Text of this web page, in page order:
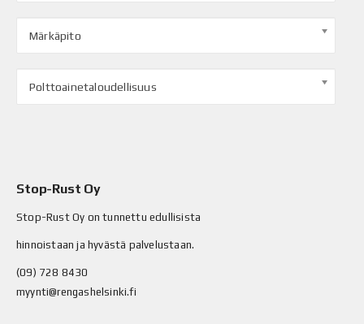
Märkäpito
Polttoainetaloudellisuus
Stop-Rust Oy
Stop-Rust Oy on tunnettu edullisista
hinnoistaan ja hyvästä palvelustaan.
(09) 728 8430
myynti@rengashelsinki.fi